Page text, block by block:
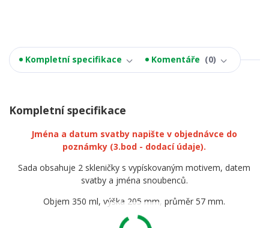
Kompletní specifikace Komentáře 0
Kompletní specifikace
Jména a datum svatby napište v objednávce do
poznámky (3.bod - dodací údaje).
Sada obsahuje 2 skleničky s vypískovaným motivem, datem
svatby a jména snoubenců.
Objem 350 ml, výška 205 mm, průměr 57 mm.